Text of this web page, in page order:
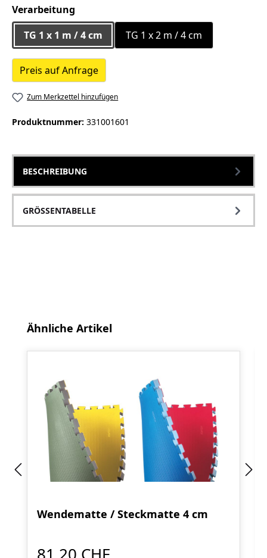
Verarbeitung
TG 1 x 1 m / 4 cm
TG 1 x 2 m / 4 cm
Preis auf Anfrage
Zum Merkzettel hinzufügen
Produktnummer: 331001601
BESCHREIBUNG
GRÖSSENTABELLE
Produktgalerie überspringen
Ähnliche Artikel
Wendematte / Steckmatte 4 cm